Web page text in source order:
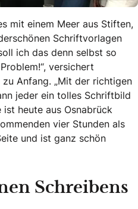
mit einem Meer aus Stiften,
Schriftvorlagen
ich das denn selbst so
versichert
Anfang. „Mit der richtigen
jeder ein tolles Schriftbild
heute aus Osnabrück
vier Stunden als
und ist ganz schön
Schreibens